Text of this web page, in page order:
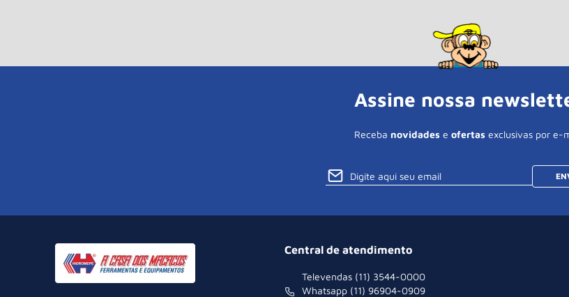
Assine nossa
Receba novidades e ofertas exclusivas por e-
Central de atendimento
Televendas (11) 3544-0000
Whatsapp (11) 96904-0909